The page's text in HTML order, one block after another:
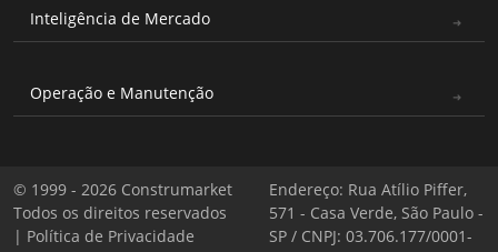
Inteligência de Mercado
Operação e Manutenção
© 1999 - 2026 Construmarket
Todos os direitos reservados
| Política de Privacidade
Endereço: Rua Atílio Piffer,
571 - Casa Verde, São Paulo -
SP / CNPJ: 03.706.177/0001-